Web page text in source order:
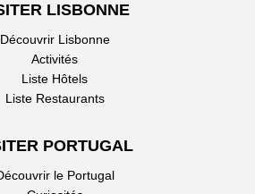
LISBONNE
Découvrir Lisbonne
Activités
Liste Hôtels
Liste Restaurants
PORTUGAL
le Portugal